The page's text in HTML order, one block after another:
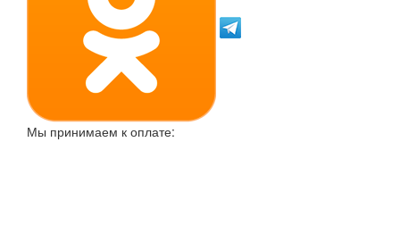
Мы принимаем к оплате: